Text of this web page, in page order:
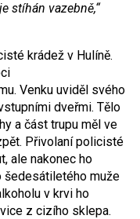
stíhán vazebně,“
krádež v Hulíně.
Venku uviděl svého
dveřmi. Tělo
a část trupu měl ve
Přivolaní policisté
ale nakonec ho
muže
v krvi ho
z cizího sklepa.